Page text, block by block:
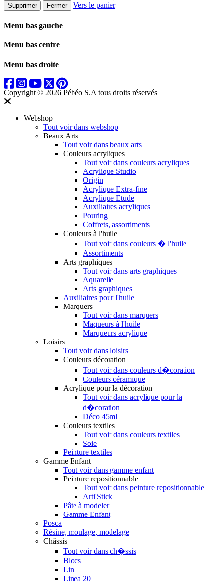
Supprimer Fermer Vers le panier
Menu bas gauche
Menu bas centre
Menu bas droite
Copyright © 2026 Pébéo S.A tous droits réservés
Webshop
Tout voir dans webshop
Beaux Arts
Tout voir dans beaux arts
Couleurs acryliques
Tout voir dans couleurs acryliques
Acrylique Studio
Origin
Acrylique Extra-fine
Acrylique Etude
Auxiliaires acryliques
Pouring
Coffrets, assortiments
Couleurs à l'huile
Tout voir dans couleurs � l'huile
Assortiments
Arts graphiques
Tout voir dans arts graphiques
Aquarelle
Arts graphiques
Auxiliaires pour l'huile
Marquers
Tout voir dans marquers
Maqueurs à l'huile
Marqueurs acrylique
Loisirs
Tout voir dans loisirs
Couleurs décoration
Tout voir dans couleurs d�coration
Couleurs céramique
Acrylique pour la décoration
Tout voir dans acrylique pour la
d�coration
Déco 45ml
Couleurs textiles
Tout voir dans couleurs textiles
Soie
Peinture textiles
Gamme Enfant
Tout voir dans gamme enfant
Peinture repositionnable
Tout voir dans peinture repositionnable
Arti'Stick
Pâte à modeler
Gamme Enfant
Posca
Résine, moulage, modelage
Châssis
Tout voir dans ch�ssis
Blocs
Lin
Linea 20